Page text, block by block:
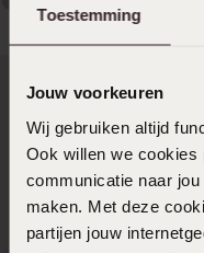
Toestemming
Jouw voorkeuren
Wij gebruiken altijd
Ook willen we cookies
communicatie naar
maken. Met deze
partijen jouw